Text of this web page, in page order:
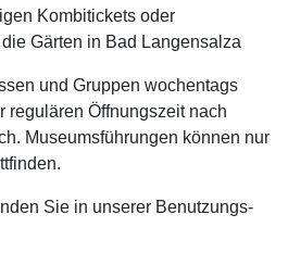
Kombitickets oder
Gärten in Bad Langensalza
und Gruppen wochentags
regulären Öffnungszeit nach
Museumsführungen können nur
Sie in unserer Benutzungs-